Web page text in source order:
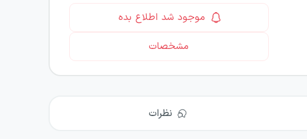
موجود شد اطلاع بده
مشخصات
نظرات